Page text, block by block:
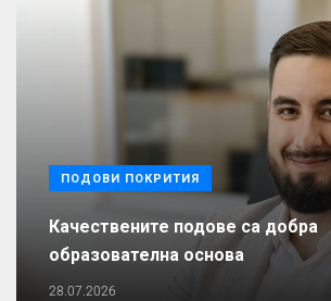
ПОДОВИ ПОКРИТИЯ
Качествените подове са добра
образователна основа
28.07.2026